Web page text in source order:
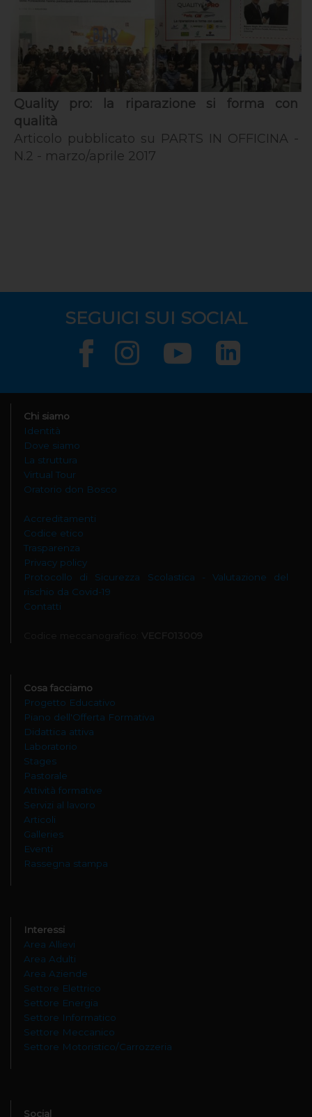
Quality pro: la riparazione si forma con
qualità
Articolo pubblicato su PARTS IN OFFICINA -
N.2 - marzo/aprile 2017
SEGUICI SUI SOCIAL
Chi siamo
Identità
Dove siamo
La struttura
Virtual Tour
Oratorio don Bosco
Accreditamenti
Codice etico
Trasparenza
Privacy policy
Protocollo di Sicurezza Scolastica - Valutazione del
rischio da Covid-19
Contatti
Cosa facciamo
Progetto Educativo
Piano dell'Offerta Formativa
Didattica attiva
Laboratorio
Stages
Pastorale
Attività formative
Servizi al lavoro
Articoli
Galleries
Eventi
Rassegna stampa
Interessi
Area Allievi
Area Adulti
Area Aziende
Settore Elettrico
Settore Energia
Settore Informatico
Settore Meccanico
Settore Motoristico/Carrozzeria
Social